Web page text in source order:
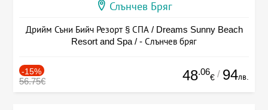
Слънчев Бряг
Дрийм Съни Бийч Резорт § СПА / Dreams Sunny Beach
Resort and Spa / - Слънчев бряг
-15%
56.75€ 48.06
€ / 94лв.